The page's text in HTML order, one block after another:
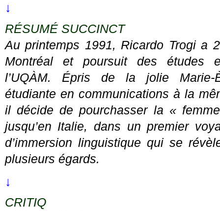
↓
RÉSUMÉ SUCCINCT
Au printemps 1991, Ricardo Trogi a
Montréal et poursuit des études
l’UQÀM. Épris de la jolie Marie-
étudiante en communications à la
il décide de pourchasser la «
jusqu’en Italie, dans un premier
d’immersion linguistique qui se
plusieurs égards.
↓
CRITIQ